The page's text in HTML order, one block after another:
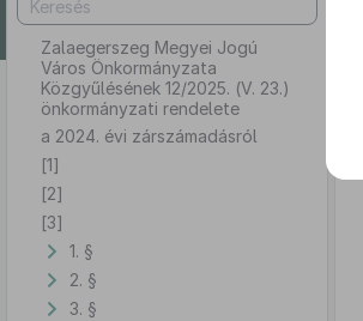
Zalaegerszeg Megyei Jogú
Város Önkormányzata
Közgyűlésének 12/2025. (V. 23.)
önkormányzati rendelete
a 2024. évi zárszámadásról
[1]
[2]
[3]
1. §
2. §
3. §